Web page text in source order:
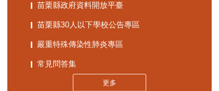
苗栗縣政府資料開放平臺
苗栗縣30人以下學校公告專區
嚴重特殊傳染性肺炎專區
常見問答集
更多